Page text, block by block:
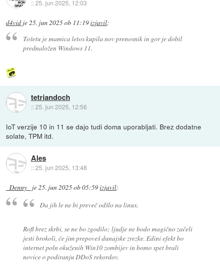
::25. jun 2025, 12:03
d4vid je 25. jun 2025 ob 11:19izjavil:
Tošetu je mamica letos kupila nov prenosnik in gor je dobil
prednaložen Windows 11.
tetriandoch
::25. jun 2025, 12:56
IoT verzije 10 in 11 se dajo tudi doma uporabljati. Brez dodatne
solate, TPM itd.
Ales
::25. jun 2025, 13:48
_Denny_ je25. jun 2025 ob 05:59izjavil:
Da jih le ne bi preveč odšlo na linux.
Rofl brez skrbi, se ne bo zgodilo; ljudje ne bodo magično začeli
jesti brokoli, če jim prepoveš dunajske zrezke. Edini efekt bo
internet poln okuženih Win10 zombijev in bomo spet brali
novice o podiranju DDoS rekordov.